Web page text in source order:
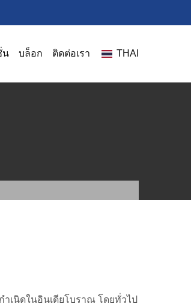
น บล็อก ติดต่อเรา THAI
ำเนิดในอินเดียโบราณ โดยทั่วไป